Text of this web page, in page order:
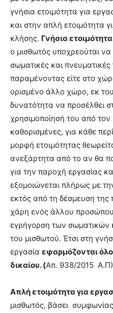
γνήσια ετοιμότητα για
και στην απλή ετοιμότητα
κλήσης. Γνήσια
ο μισθωτός υποχρεούται να
σωματικές και πνευματικές
παραμένοντας είτε στο
ορισμένο άλλο χώρο, εκ
δυνατότητα να προσέλθει
χρησιμοποίησή του από τον
καθορισμένες, για κάθε
μορφή ετοιμότητας
ανεξάρτητα από το αν θα
για την παροχή εργασίας
εξομοιώνεται πλήρως με
εκτός από τη δέσμευση της
χάρη ενός άλλου
εγρήγορση των σωματικών
του μισθωτού. Έτσι στη
εργασία εφαρμόζονται
δικαίου. (Απ. 938/2015
Απλή ετοιμότητα για
μισθωτός, βάσει